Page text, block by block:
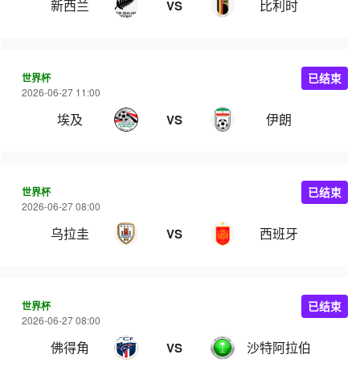
新西兰 VS 比利时
世界杯
2026-06-27 11:00
埃及 VS 伊朗
已结束
世界杯
2026-06-27 08:00
乌拉圭 VS 西班牙
已结束
世界杯
2026-06-27 08:00
佛得角 VS 沙特阿拉伯
已结束